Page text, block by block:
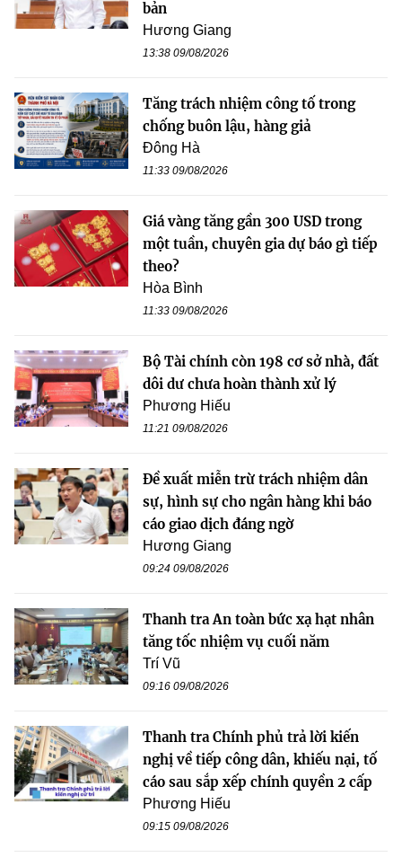
bản
Hương Giang
13:38 09/08/2026
Tăng trách nhiệm công tố trong
chống buôn lậu, hàng giả
Đông Hà
11:33 09/08/2026
Giá vàng tăng gần 300 USD trong
một tuần, chuyên gia dự báo gì tiếp
theo?
Hòa Bình
11:33 09/08/2026
Bộ Tài chính còn 198 cơ sở nhà, đất
dôi dư chưa hoàn thành xử lý
Phương Hiếu
11:21 09/08/2026
Đề xuất miễn trừ trách nhiệm dân
sự, hình sự cho ngân hàng khi báo
cáo giao dịch đáng ngờ
Hương Giang
09:24 09/08/2026
Thanh tra An toàn bức xạ hạt nhân
tăng tốc nhiệm vụ cuối năm
Trí Vũ
09:16 09/08/2026
Thanh tra Chính phủ trả lời kiến
nghị về tiếp công dân, khiếu nại, tố
cáo sau sắp xếp chính quyền 2 cấp
Phương Hiếu
09:15 09/08/2026